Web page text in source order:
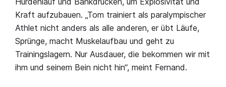
Kraft aufzubauen. „Tom trainiert als paralympischer
Athlet nicht anders als alle anderen, er übt Läufe,
Sprünge, macht Muskelaufbau und geht zu
Trainingslagern. Nur Ausdauer, die bekommen wir mit
ihm und seinem Bein nicht hin“, meint Fernand.